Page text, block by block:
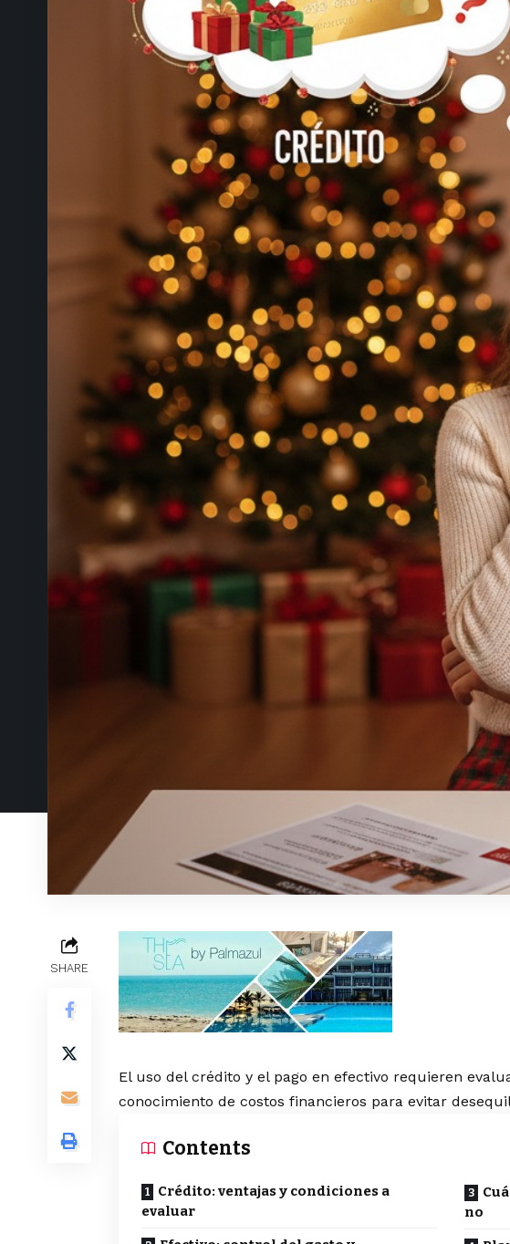
SHARE
El uso del crédito y el pago en efectivo requieren
conocimiento de costos financieros para evitar
Contents
Crédito: ventajas y condiciones a
evaluar
no